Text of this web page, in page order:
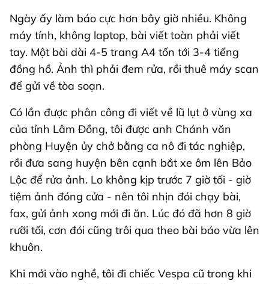
Ngày ấy làm báo cực hơn bây giờ nhiều. Không
máy tính, không laptop, bài viết toàn phải viết
tay. Một bài dài 4-5 trang A4 tốn tới 3-4 tiếng
đồng hồ. Ảnh thì phải đem rửa, rồi thuê máy scan
để gửi về tòa soạn.
Có lần được phân công đi viết về lũ lụt ở vùng xa
của tỉnh Lâm Đồng, tôi được anh Chánh văn
phòng Huyện ủy chở bằng ca nô đi tác nghiệp,
rồi đưa sang huyện bên cạnh bắt xe ôm lên Bảo
Lộc để rửa ảnh. Lo không kịp trước 7 giờ tối - giờ
tiệm ảnh đóng cửa - nên tôi nhịn đói chạy bài,
fax, gửi ảnh xong mới đi ăn. Lúc đó đã hơn 8 giờ
rưỡi tối, cơn đói cũng trôi qua theo bài báo vừa lên
khuôn.
Khi mới vào nghề, tôi đi chiếc Vespa cũ trong khi